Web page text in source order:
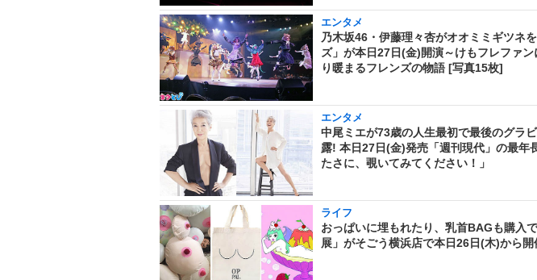
エンタメ
乃木坂46・伊藤理々杏がオオミミギツネ
ズ」が本日27日(金)開演～けもフレファ
り暖まるフレンズの物語 [写真15枚]
エンタメ
中尾ミエが73歳の人生最初で最後のグラ
露! 本日27日(金)発売「週刊現代」の最年
たさに、覗いてみてください！」
ライフ
おっぱいに埋もれたり、乳首BAGも購入
展」がそごう横浜店で本日26日(木)から開